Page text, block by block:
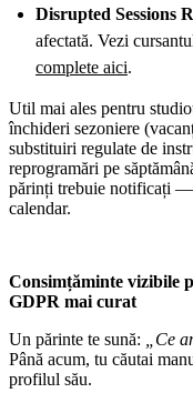
Disrupted Sessions
afectată. Vezi
complete aici.
Util mai ales pentru
închideri sezoniere
substituiri regulate de
reprogramări pe
părinți trebuie notificați
calendar.
Consimțăminte vizibile
GDPR mai curat
Un părinte te sună:
„Ce
Până acum, tu căutai
profilul său.